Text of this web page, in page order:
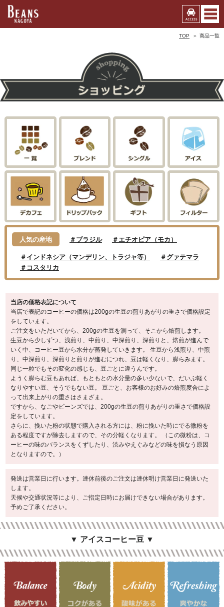
TOP 商品一覧
人気の産地 ＃ブラジル ＃エチオピア（モカ）
＃インドネシア（マンデリン、トラジャ等）
＃グァテマラ
＃コスタリカ
当店の価格表記について
当店で表記のコーヒーの価格は200gの生豆の煎りあがりの重さで価格設定
をしています。
ご注文をいただいてから、200gの生豆を測って、そこから焙煎します。
生豆から少しずつ、浅煎り、中煎り、中深煎り、深煎りと、焙煎が進んで
いく中、コーヒー豆から水分が蒸発していきます。 生豆から浅煎り、中煎
り、中深煎り、深煎りと煎りが進むにつれ、豆は軽くなり、膨らみます。
同じ一粒でもその変化の感じも、豆ごとに違うんです。
ようく膨らむ豆もあれば、もともとの水分量の多い少ないで、だいぶ軽く
なりやすい豆、そうでもない豆。 豆ごと、お客様のお好みの焙煎度合によ
って出来上がりの重さはさまざま。
ですから、なごやビーンズでは、200gの生豆の煎りあがりの重さで価格設
定をしています。
さらに、挽いた粉の状態で購入される方には、粉に挽いた時にでる微粉を
ある程度ですが除去しますので、その分軽くなります。 （この微粉は、コ
ーヒーの味のバランスをくずしたり、渋みやえぐみなどの味を損なう原因
となりますので。）
発送は営業日に行います。連休前後のご注文は連休明け営業日に発送いた
します。
天候や交通状況等により、ご指定日時にお届けできない場合があります。
予めご了承ください。
▼ アイスコーヒー豆 ▼